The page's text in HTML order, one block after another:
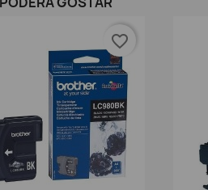
favorite_border